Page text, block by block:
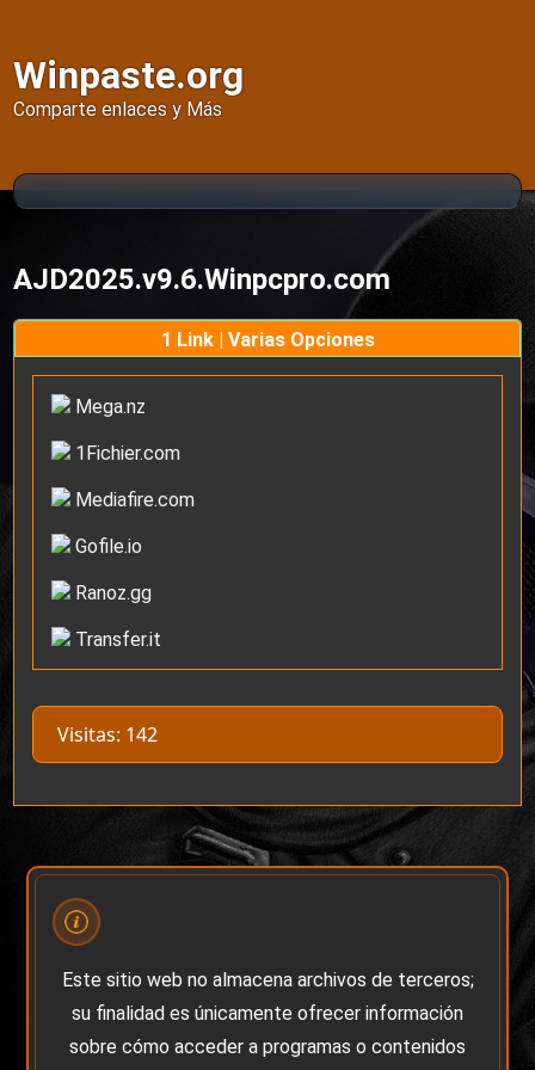
Winpaste.org
Comparte enlaces y Más
AJD2025.v9.6.Winpcpro.com
1 Link | Varias Opciones
Mega.nz
1Fichier.com
Mediafire.com
Gofile.io
Ranoz.gg
Transfer.it
Visitas: 142
Este sitio web no almacena archivos de terceros;
su finalidad es únicamente ofrecer información
sobre cómo acceder a programas o contenidos